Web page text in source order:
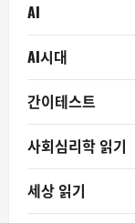
AI
AI시대
간이테스트
사회심리학 읽기
세상 읽기